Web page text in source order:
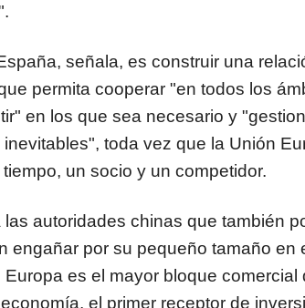
señala, es construir una
permita cooperar "en todos los
en los que sea necesario y
toda vez que la Unión
un socio y un competidor.
autoridades chinas que también
engañar por su pequeño tamaño en
es el mayor bloque comercial
el primer receptor de